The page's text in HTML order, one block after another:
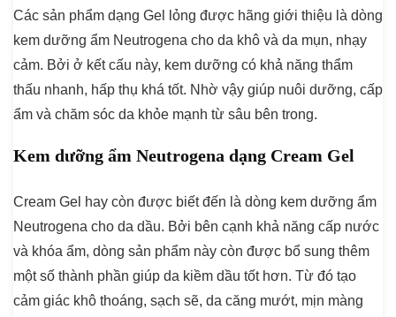
Các sản phẩm dạng Gel lỏng được hãng giới thiệu là dòng
kem dưỡng ẩm Neutrogena cho da khô và da mụn, nhạy
cảm. Bởi ở kết cấu này, kem dưỡng có khả năng thẩm
thấu nhanh, hấp thụ khá tốt. Nhờ vậy giúp nuôi dưỡng, cấp
ẩm và chăm sóc da khỏe mạnh từ sâu bên trong.
Kem dưỡng ẩm Neutrogena dạng Cream Gel
Cream Gel hay còn được biết đến là dòng kem dưỡng ẩm
Neutrogena cho da dầu. Bởi bên cạnh khả năng cấp nước
và khóa ẩm, dòng sản phẩm này còn được bổ sung thêm
một số thành phần giúp da kiềm dầu tốt hơn. Từ đó tạo
cảm giác khô thoáng, sạch sẽ, da căng mướt, mịn màng